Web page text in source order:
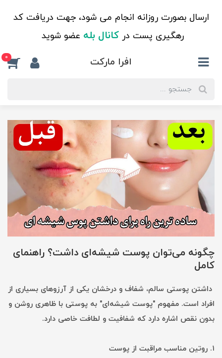
ارسال بصورت روزانه انجام می شود، جهت دریافت کد
رهگیری پست درکانال بله عضو شوید
افرا مارکت 0
چگونه می‌توان پوست شیشه‌ای داشت؟ راهنمای
کامل
داشتن پوستی سالم، شفاف و درخشان یکی از آرزوهای بسیاری از
افراد است. مفهوم "پوست شیشه‌ای" به پوستی با ظاهری روشن و
بدون نقص اشاره دارد که شفافیت و لطافت خاصی دارد.
۱. روتین مناسب مراقبت از پوست